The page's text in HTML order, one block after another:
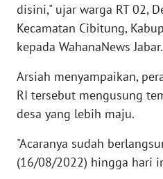
disini," ujar warga RT 02,
Kecamatan Cibitung,
kepada WahanaNews Jabar.
Arsiah menyampaikan,
RI tersebut mengusung
desa yang lebih maju.
"Acaranya sudah
(16/08/2022) hingga hari
WN
PAPUA
BARAT
WN
RIAU
SERAMBI